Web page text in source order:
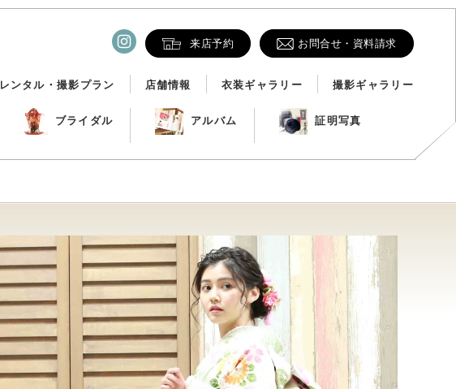
来店予約 お問合せ・資料請求
レンタル・撮影プラン 店舗情報 衣装ギャラリー 撮影ギャラリー
ブライダル アルバム 証明写真